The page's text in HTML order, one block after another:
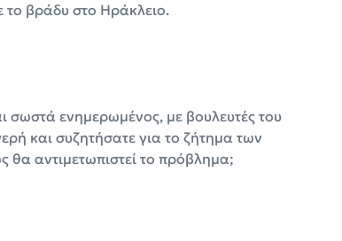
το βράδυ στο Ηράκλειο.
σωστά ενημερωμένος, με βουλευτές του
και συζητήσατε για το ζήτημα των
θα αντιμετωπιστεί το πρόβλημα;